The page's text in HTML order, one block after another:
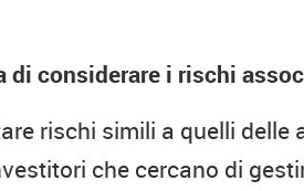
di considerare i rischi
rischi simili a quelli
che cercano di